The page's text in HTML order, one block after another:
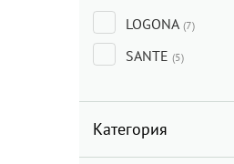
LOGONA (7)
SANTE (5)
Категория